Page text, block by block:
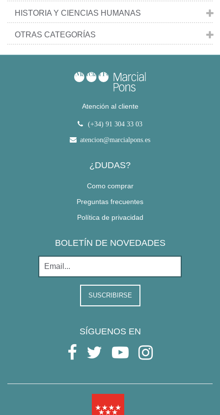
HISTORIA Y CIENCIAS HUMANAS
OTRAS CATEGORÍAS
Atención al cliente
(+34) 91 304 33 03
atencion@marcialpons.es
¿DUDAS?
Como comprar
Preguntas frecuentes
Política de privacidad
BOLETÍN DE NOVEDADES
SUSCRIBIRSE
SÍGUENOS EN